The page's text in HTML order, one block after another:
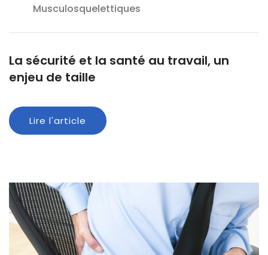
Musculosquelettiques
La sécurité et la santé au travail, un
enjeu de taille
Lire l'article